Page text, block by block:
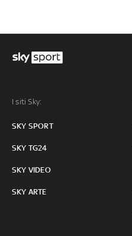
I siti Sky:
SKY SPORT
SKY TG24
SKY VIDEO
SKY ARTE